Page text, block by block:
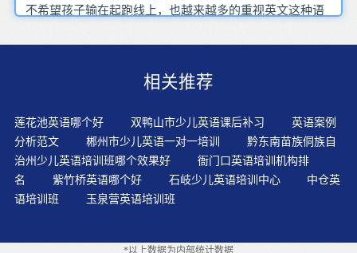
不希望孩子输在起跑线上，也越来越多的重视英文这种语
要，重要的是，孩子自己喜欢哪种发音，模仿哪种发音。
语故事，又能读得很好，就基本达到了英语教学的目标。
事意义为核心的活动中进行练习，以激发孩子兴趣为主，
难度不宜过大。现在是互联网发展的高速时代传统教育中
孩子学习诗词就是背诵记忆，在“美国”语文课中学习诗
词、戏剧有着独特的方法和步骤，培养儿童的文学素养。
了解了各种教学法的优缺点，才能更好地在具体的教学实
践中加以批判性地综合运用。众所周知，孩子越小，英语
相关推荐
莲花池英语哪个好 双鸭山市少儿英语课后补习
英语案例
分析范文
郴州市少儿英语一对一培训
黔东南苗族侗族自
治州少儿英语培训班哪个效果好
衙门口英语培训机构排
名
紫竹桥英语哪个好 石岐少儿英语培训中心
中仓英
语培训班
玉泉营英语培训班
*以上数据为内部统计数据